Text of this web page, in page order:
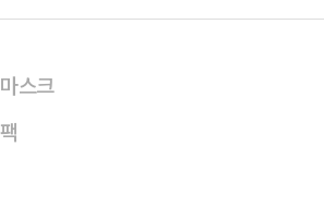
마스크
팩